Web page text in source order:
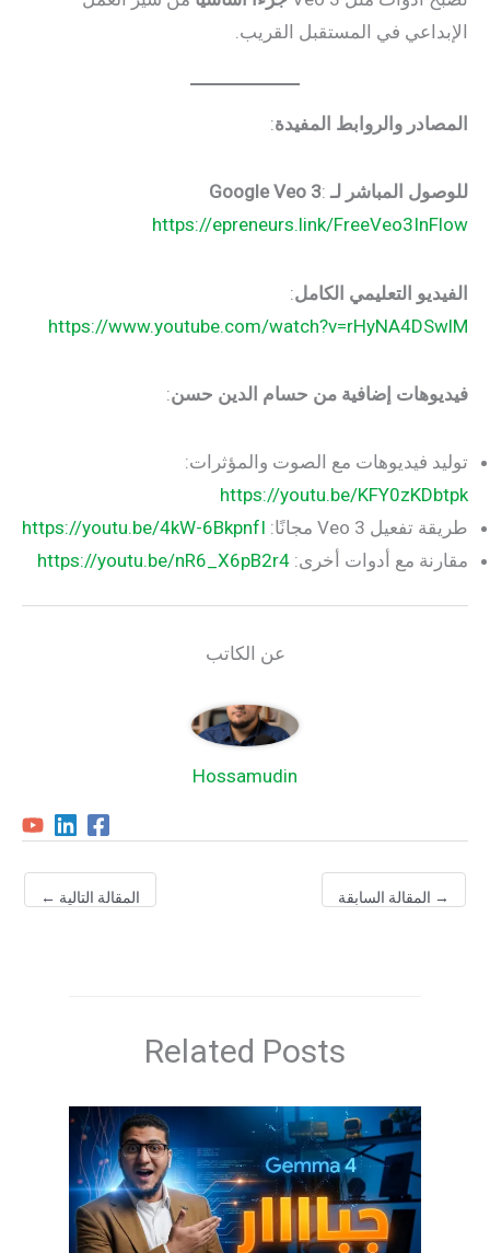
الإبداعي في المستقبل القريب.
المصادر والروابط المفيدة:
للوصول المباشر لـ Google Veo 3 :
https://epreneurs.link/FreeVeo3InFlow
الفيديو التعليمي الكامل:
https://www.youtube.com/watch?v=rHyNA4DSwlM
فيديوهات إضافية من حسام الدين حسن:
توليد فيديوهات مع الصوت والمؤثرات:
https://youtu.be/KFY0zKDbtpk
طريقة تفعيل Veo 3 مجانًا:
https://youtu.be/4kW-6BkpnfI
مقارنة مع أدوات أخرى: https://youtu.be/nR6_X6pB2r4
عن الكاتب
Hossamudin
→ المقالة السابقة المقالة التالية ←
Related Posts